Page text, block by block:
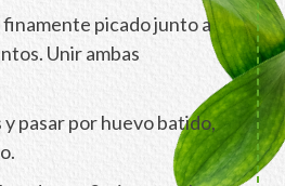
picado junto a
Unir ambas
pasar por huevo batido,